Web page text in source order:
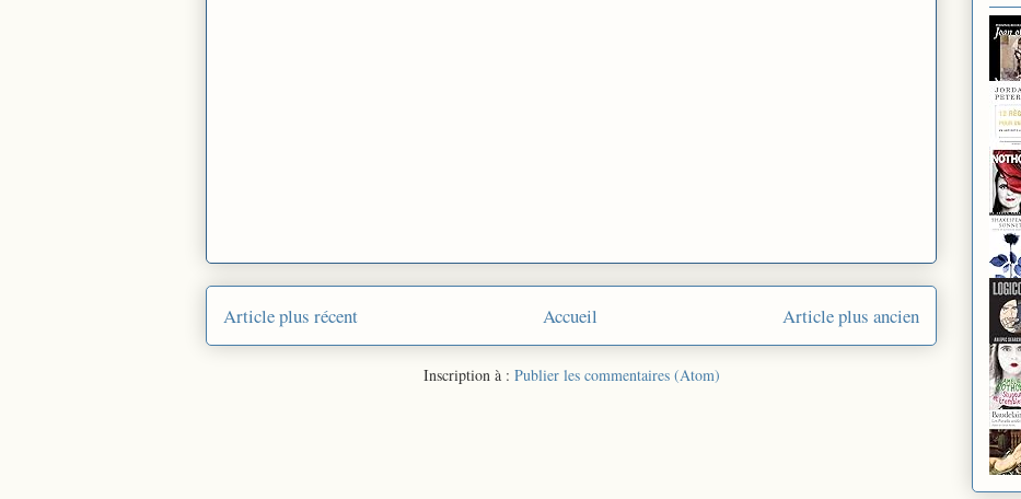
Article plus récent Article plus ancien
Accueil
Inscription à : Publier les commentaires (Atom)